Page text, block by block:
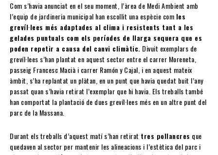
Com s’havia anunciat en el seu moment, l’àrea de Medi Ambient amb
l’equip de jardineria municipal han escollit una espècie com les
grevíl·lees més adaptades al clima i resistents tant a les
gelades puntuals com els períodes de llarga sequera que es
poden repetir a causa del canvi climàtic. Divuit exemplars de
grevíl·lees s’han plantat en aquest sector entre el carrer Moreneta,
passeig Francesc Macià i carrer Ramón y Cajal, i en aquest mateix
àmbit, s’ha replantat un plàtan, en un punt que havia quedat buit l’any
passat quan s’havia retirat l’exemplar que hi havia. Els treballs també
han comportat la plantació de dues grevíl·lees més en un altre punt del
parc de la Massana.
Durant els treballs d’aquest matí s’han retirat tres pollancres que
quedaven al sector per mantenir les alineacions i l’estètica del parc i